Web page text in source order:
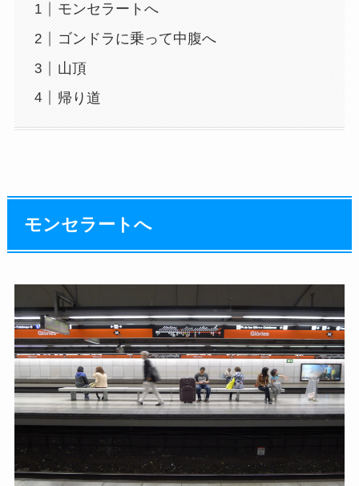
モンセラートへ
ゴンドラに乗って中腹へ
山頂
帰り道
モンセラートへ